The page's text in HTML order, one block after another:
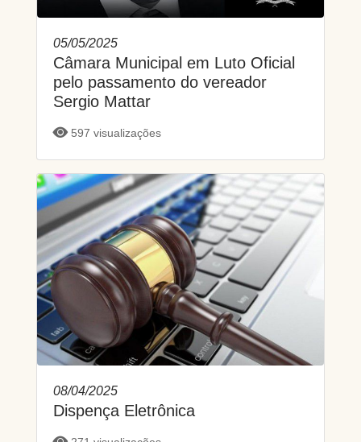
05/05/2025
Câmara Municipal em Luto Oficial
pelo passamento do vereador
Sergio Mattar
597 visualizações
08/04/2025
Dispença Eletrônica